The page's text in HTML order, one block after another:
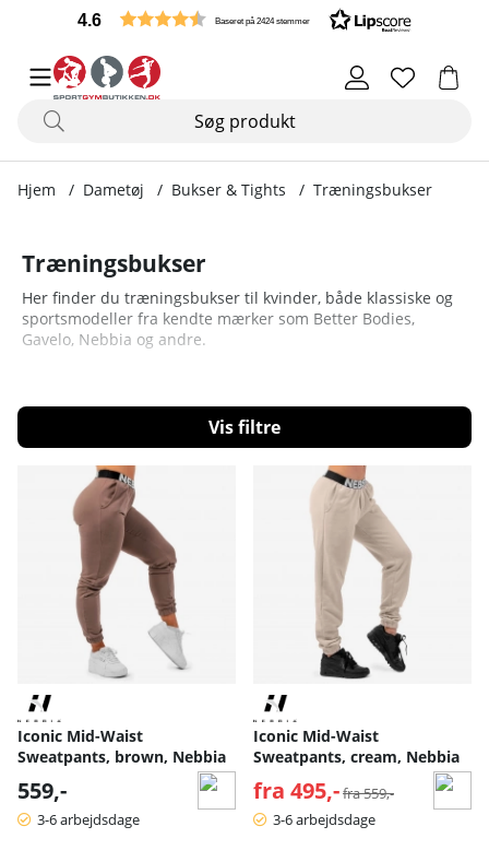
4.6 Baseret på 2424 stemmer
Hjem Dametøj Bukser & Tights Træningsbukser
Træningsbukser
Her finder du træningsbukser til kvinder, både klassiske og
sportsmodeller fra kendte mærker som Better Bodies,
Gavelo, Nebbia og andre.
Filtrér
Produkter
Iconic Mid-Waist
Sweatpants, brown, Nebbia
559,-
3-6 arbejdsdage
Iconic Mid-Waist
Sweatpants, cream, Nebbia
fra 495,- Normalpris:
fra 559,-
3-6 arbejdsdage